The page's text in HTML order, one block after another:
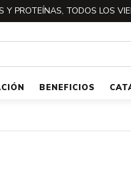
Y PROTEÍNAS, TODOS LOS
BENEFICIOS